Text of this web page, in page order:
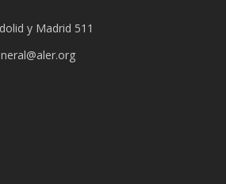
y Madrid 511